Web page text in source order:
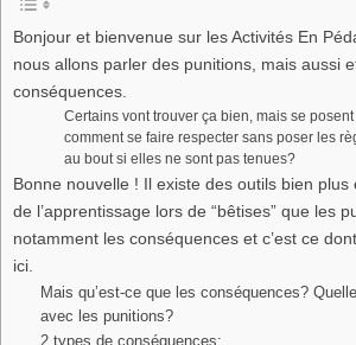
Bonjour et bienvenue sur les Activités En
nous allons parler des punitions, mais aussi
conséquences.
Certains vont trouver ça bien, mais se
comment se faire respecter sans poser les
au bout si elles ne sont pas tenues?
Bonne nouvelle ! Il existe des outils bien plus
de l’apprentissage lors de “bêtises” que les
notamment les conséquences et c’est ce
ici.
Mais qu’est-ce que les conséquences?
avec les punitions?
2 types de conséquences: